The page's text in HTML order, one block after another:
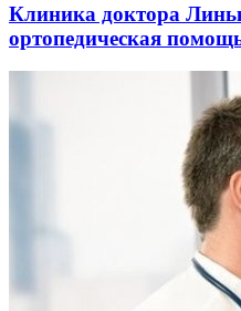
Клиника доктора
ортопедическая